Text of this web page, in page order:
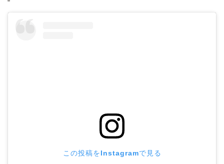
この投稿をInstagramで見る